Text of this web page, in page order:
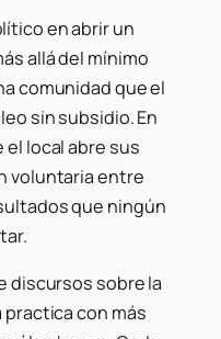
en abrir un
allá del mínimo
comunidad que el
sin subsidio. En
el local abre sus
voluntaria entre
que ningún
discursos sobre la
practica con más